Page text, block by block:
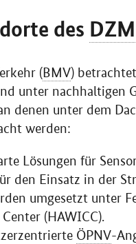
des DZM
(BMV)
unter nachhaltigen
denen unter dem
werden:
Lösungen für
den Einsatz in der
umgesetzt unter
(HAWICC).
ÖPNV-